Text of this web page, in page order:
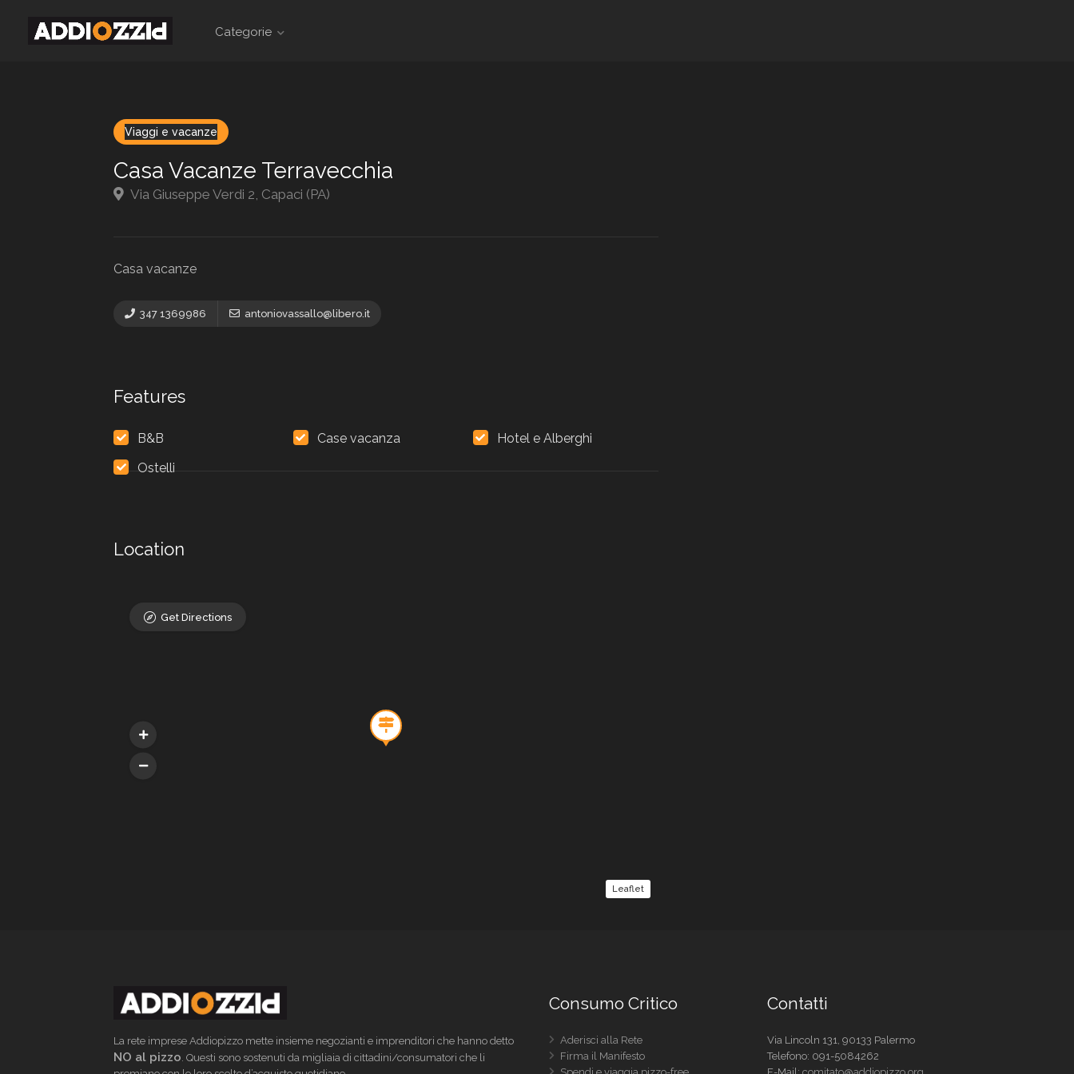
Categorie
Viaggi e vacanze
Casa Vacanze Terravecchia
Via Giuseppe Verdi 2, Capaci (PA)
Casa vacanze
347 1369986 antoniovassallo@libero.it
Features
B&B Case vacanza
Hotel e Alberghi
Ostelli
Location
Leaflet
Get Directions
La rete imprese Addiopizzo mette insieme negozianti e imprenditori che hanno detto
NO al pizzo . Questi sono sostenuti da migliaia di cittadini/consumatori che li
Consumo Critico
Aderisci alla Rete
Firma il Manifesto
Contatti
Via Lincoln 131, 90133 Palermo
Telefono: 091-5084262